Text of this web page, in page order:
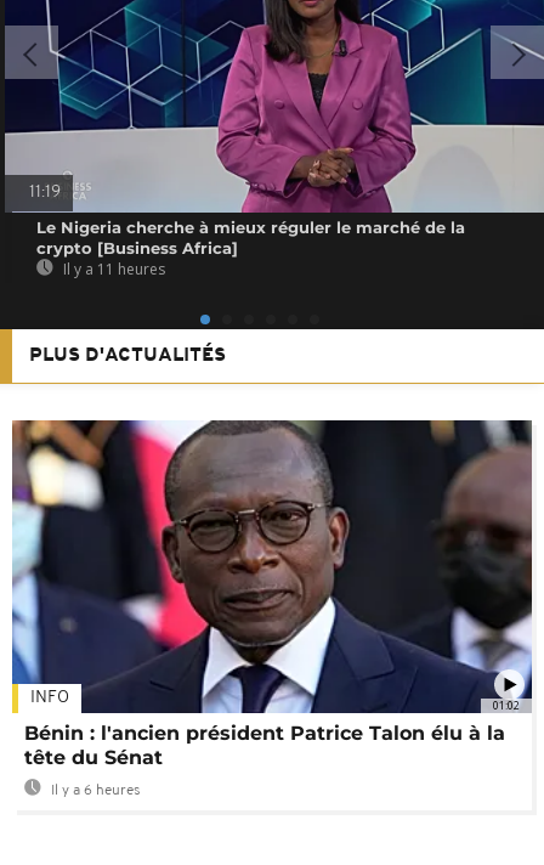
11:19
Le Nigeria cherche à mieux réguler le marché de la
crypto [Business Africa]
Il y a 11 heures
PLUS D'ACTUALITÉS
01:02
INFO
Bénin : l'ancien président Patrice Talon élu à la
tête du Sénat
Il y a 6 heures